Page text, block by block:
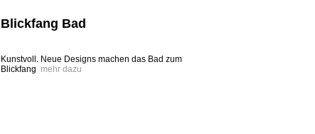
Blickfang Bad
Kunstvoll. Neue Designs machen das Bad zum
Blickfang mehr dazu